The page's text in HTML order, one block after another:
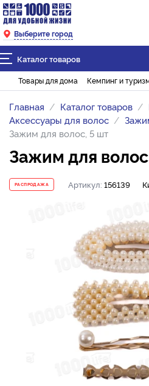
Выберите город
Каталог товаров
Товары для дома Кемпинг и
Главная Каталог товаров
Аксессуары для волос
Зажим для волос, 5 шт
Зажим для
РАСПРОДАЖА Артикул: 156139